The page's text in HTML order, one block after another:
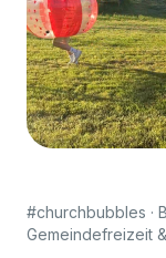
#churchbubbles ·
Gemeindefreizeit